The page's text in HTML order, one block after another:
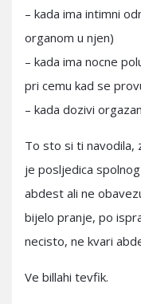
– kada ima intimni
organom u njen)
– kada ima nocne
pri cemu kad se
– kada dozivi
To sto si ti navodila,
je posljedica
abdest ali ne
bijelo pranje, po
necisto, ne kvari
Ve billahi tevfik.